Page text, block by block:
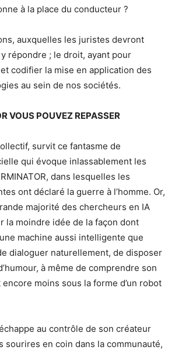
à la place du conducteur ?
auxquelles les juristes devront
répondre ; le droit, ayant pour
codifier la mise en application des
au sein de nos sociétés.
VOUS POUVEZ REPASSER
survit ce fantasme de
qui évoque inlassablement les
dans lesquelles les
ont déclaré la guerre à l’homme. Or,
majorité des chercheurs en IA
la moindre idée de la façon dont
machine aussi intelligente que
dialoguer naturellement, de disposer
à même de comprendre son
moins sous la forme d’un robot
échappe au contrôle de son créateur
sourires en coin dans la communauté,